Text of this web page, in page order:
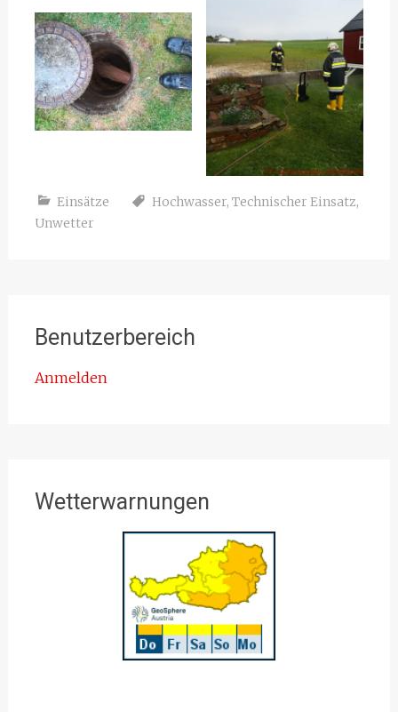
Einsätze Hochwasser, Technischer Einsatz,
Unwetter
Benutzerbereich
Anmelden
Wetterwarnungen